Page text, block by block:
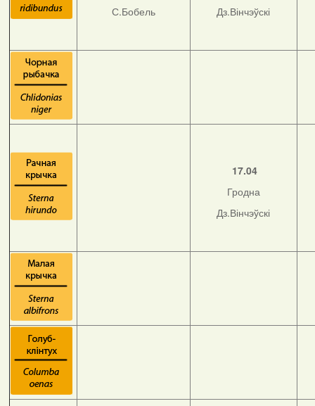
С.Бобель Дз.Вінчэўскі
17.04
Гродна
Дз.Вінчэўскі